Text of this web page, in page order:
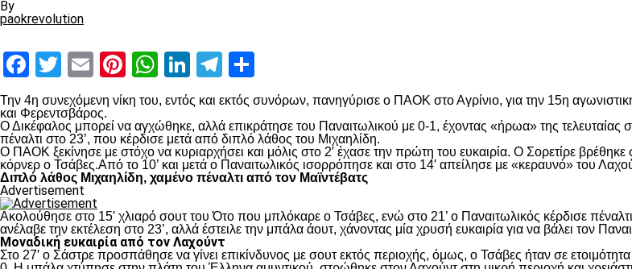
By
paokrevolution
Facebook
Twitter
EmailPinterest
WhatsApp
LinkedIn
Telegram
Την 4η συνεχόμενη νίκη του, εντός και εκτός συνόρων, πανηγύρισε ο ΠΑΟΚ στο Αγρίνιο, για την 15η
και Φερεντσβάρος.
Ο Δικέφαλος μπορεί να αγχώθηκε, αλλά επικράτησε του Παναιτωλικού με 0-1, έχοντας «ήρωα» της
πέναλτι στο 23’, που κέρδισε μετά από διπλό λάθος του Μιχαηλίδη.
Ο ΠΑΟΚ ξεκίνησε με στόχο να κυριαρχήσει και μόλις στο 2′ έχασε την πρώτη του ευκαιρία. Ο Σορετίρε
κόρνερ ο Τσάβες.Από το 10’ και μετά ο Παναιτωλικός ισορρόπησε και στο 14′ απείλησε με «κεραυνό» του
Διπλό λάθος Μιχαηλίδη, χαμένο πέναλτι από τον Μαϊντέβατς
Advertisement
Ακολούθησε στο 15′ χλιαρό σουτ του Ότο που μπλόκαρε ο Τσάβες, ενώ στο 21’ ο Παναιτωλικός κέρδισε
ανέλαβε την εκτέλεση στο 23’, αλλά έστειλε την μπάλα άουτ, χάνοντας μία χρυσή ευκαιρία για να βάλει τον
Μοναδική ευκαιρία από τον Λαχούντ
Στο 27′ ο Σάστρε προσπάθησε να γίνει επικίνδυνος με σουτ εκτός περιοχής, όμως, ο Τσάβες ήταν σε